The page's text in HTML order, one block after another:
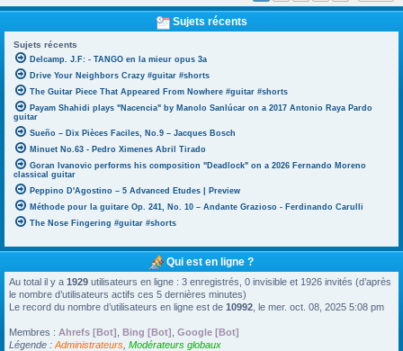
Sujets récents
Sujets récents
Delcamp. J.F: - TANGO en la mieur opus 3a
Drive Your Neighbors Crazy #guitar #shorts
The Guitar Piece That Appeared From Nowhere #guitar #shorts
Payam Shahidi plays "Nacencia" by Manolo Sanlúcar on a 2017 Antonio Raya Pardo
guitar
Sueño – Dix Pièces Faciles, No.9 – Jacques Bosch
Minuet No.63 - Pedro Ximenes Abril Tirado
Goran Ivanovic performs his composition "Deadlock" on a 2026 Fernando Moreno
classical guitar
Peppino D'Agostino – 5 Advanced Etudes | Preview
Méthode pour la guitare Op. 241, No. 10 – Andante Grazioso - Ferdinando Carulli
The Nose Fingering #guitar #shorts
Qui est en ligne ?
Au total il y a 1929 utilisateurs en ligne : 3 enregistrés, 0 invisible et 1926 invités (d’après
le nombre d’utilisateurs actifs ces 5 dernières minutes)
Le record du nombre d’utilisateurs en ligne est de 10992 , le mer. oct. 08, 2025 5:08 pm
Membres : Ahrefs [Bot] Bing [Bot] Google [Bot]
Légende : Administrateurs Modérateurs globaux